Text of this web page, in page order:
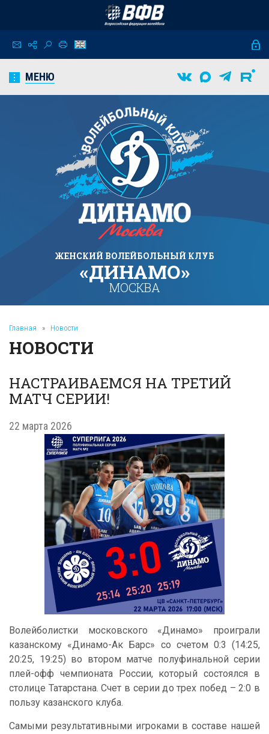
МЕНЮ
ЖЕНСКИЙ ВОЛЕЙБОЛЬНЫЙ КЛУБ
«ДИНАМО»
МОСКВА
Главная » Новости
НОВОСТИ
НАСТРАИВАЕМСЯ НА ТРЕТИЙ
МАТЧ СЕРИИ!
22 марта 2026
Волейболистки московского «Динамо» проиграли
казанскому «Динамо-Ак Барс» со счетом 0:3 (14:25,
20:25, 19:25) во втором матче полуфинальной серии
плей-офф чемпионата России, который состоялся в
столице Татарстана. Счет в серии до трех побед – 2:0 в
пользу казанского клуба.
Самыми результативными игроками в составе нашей